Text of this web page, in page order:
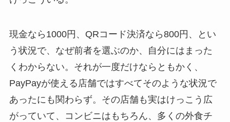
現金なら1000円、QRコード決済なら800円、とい
う状況で、なぜ前者を選ぶのか、自分にはまった
くわからない。それが一度だけならともかく、
PayPayが使える店舗ではすべてそのような状況で
あったにも関わらず。その店舗も実はけっこう広
がっていて、コンビニはもちろん、多くの外食チ